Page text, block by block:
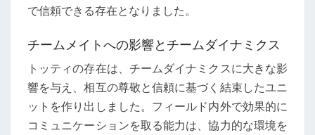
で信頼できる存在となりました。
チームメイトへの影響とチームダイナミクス
トッティの存在は、チームダイナミクスに大きな影
響を与え、相互の尊敬と信頼に基づく結束したユニ
ットを作り出しました。フィールド内外で効果的に
コミュニケーションを取る能力は、協力的な環境を